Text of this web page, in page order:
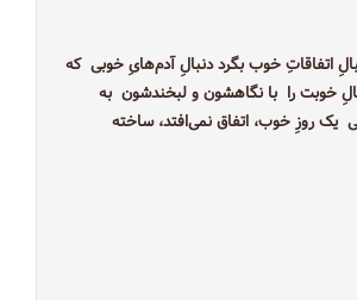
اتفاقاتِ خوب بگرد دنبالِ آدم‌هایِ خوبی که
خوبت را با نگاهشون و لبخندشون به
یک روزِ خوب، اتفاق نمی‌افتد، ساخته